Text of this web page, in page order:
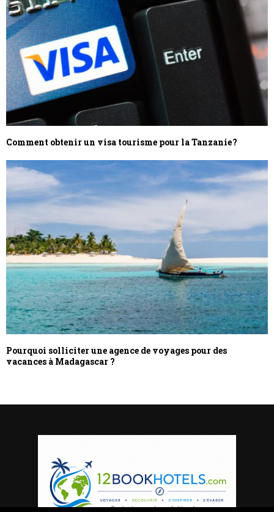
Comment obtenir un visa tourisme pour la Tanzanie ?
Pourquoi solliciter une agence de voyages pour des
vacances à Madagascar ?